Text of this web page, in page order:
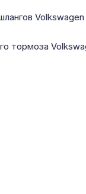
Volkswagen
тормоза